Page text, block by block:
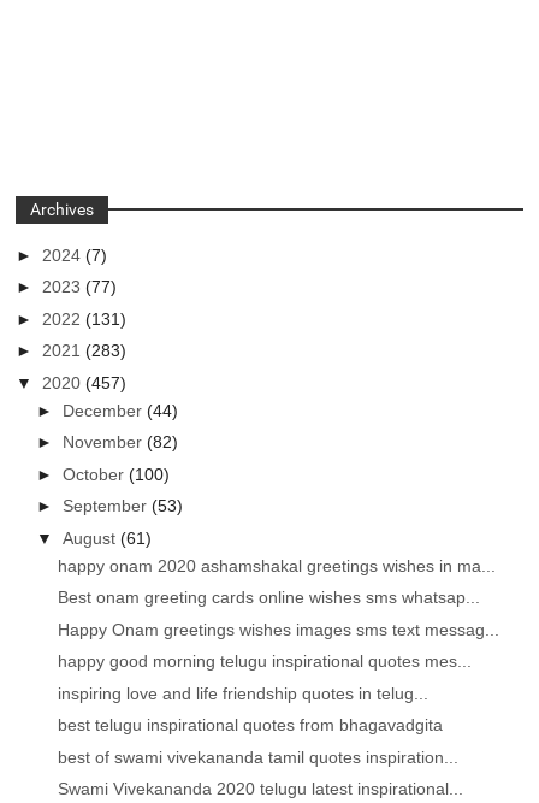
Archives
► 2024(7)
►2023(77)
► 2022(131)
►2021(283)
▼ 2020(457)
► December(44)
► November(82)
►October(100)
► September(53)
▼August(61)
happy onam 2020 ashamshakal greetings wishes in ma...
Best onam greeting cards online wishes sms whatsap...
Happy Onam greetings wishes images sms text messag...
happy good morning telugu inspirational quotes mes...
inspiring love and life friendship quotes in telug...
best telugu inspirational quotes from bhagavadgita
best of swami vivekananda tamil quotes inspiration...
Swami Vivekananda 2020 telugu latest inspirational...